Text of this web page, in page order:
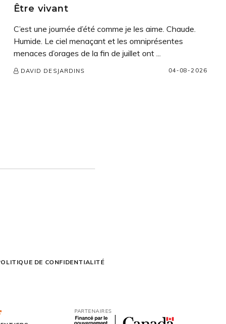
Être vivant
C’est une journée d’été comme je les aime. Chaude.
Humide. Le ciel menaçant et les omniprésentes
menaces d’orages de la fin de juillet ont ...
DAVID DESJARDINS 04-08-2026
DE CONFIDENTIALITÉ
PARTENAIRES